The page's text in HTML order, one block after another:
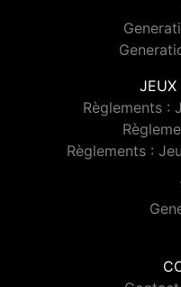
JEUX
Règlements :
Règlements :